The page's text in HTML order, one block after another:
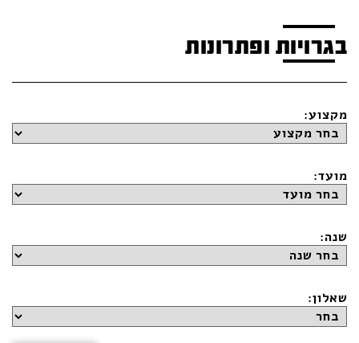
בגרויות ופתרונות
מקצוע:
מועד:
שנה:
שאלון: